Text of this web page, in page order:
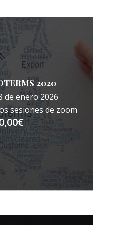
2020
de enero 2026
sesiones de zoom
€